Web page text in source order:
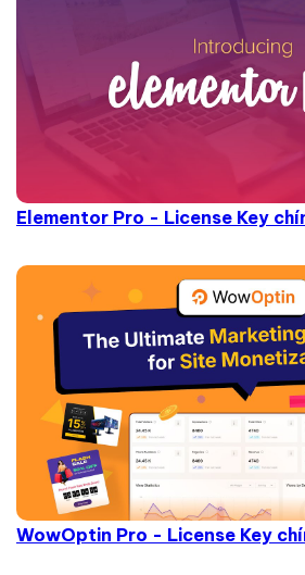
Elementor Pro - License Key
WowOptin Pro - License Key